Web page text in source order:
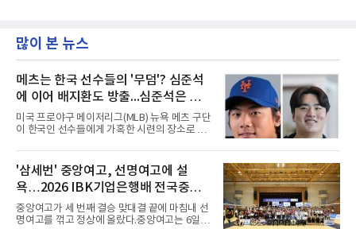
많이 본 뉴스
메츠는 한국 선수들의 '무덤'? 심준석
에 이어 배지환도 방출...심준석은 이
미 귀국, 배지환은 미국 잔류할 듯
미국 프로야구 메이저리그(MLB) 뉴욕 메츠 구단
이 한국인 선수들에게 가혹한 시련의 장소로 전
대형 유망주로 기대를 모았던 투수 심준석에 이
어, 빅리그 경력을 지닌 내외야수 배지환까지 연
달아 뉴욕 메츠 산하 마이너리그에서 방출 통보
를 받는 아픔을 겪었다. 두 선수의 동반 이탈은
메츠 구단이 유독 한국 선수들에게 '기회의 땅'이
아닌 '무덤'처럼 작용하고 있음을 방증하고 있다.
고교 시절 시속 160km에 달하는 강속구로 큰 스
'삼세번' 중앙여고, 선명여고에 설
욕…2026 IBK기업은행배 전국중고
배구대회 우승
중앙여고가 세 번째 결승 맞대결 끝에 마침내 선
명여고를 꺾고 정상에 올랐다.중앙여고는 6일